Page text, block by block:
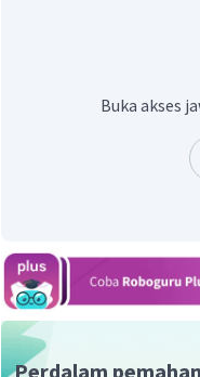
adalah proses
pertukaran
aspek kebudayaan
yang semakin
pertukaran nilai dan
yang semakin
semakin maju
permaslaahan-
,Permasalahan
hidup
Buka akses
Perdalam